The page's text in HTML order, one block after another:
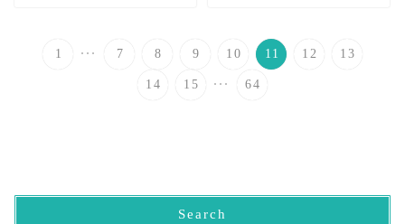
1 ... 7 8 9 10 11 12 13
14 15 ... 64
Search